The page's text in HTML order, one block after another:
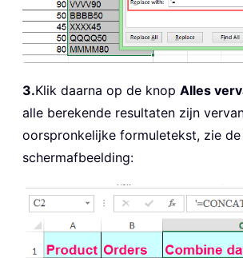
3.Klik daarna op de knop Alles
alle berekende resultaten zijn
oorspronkelijke formuletekst, zie de
schermafbeelding: